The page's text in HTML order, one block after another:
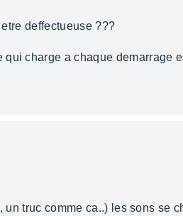
deffectueuse ???
charge a chaque demarrage
truc comme ca..) les sons se